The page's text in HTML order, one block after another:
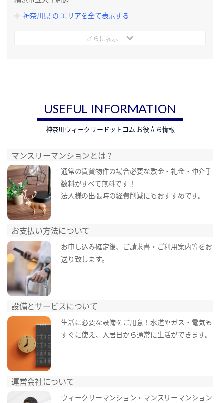
神奈川県 の エリアを全て表示する
さらに表示
USEFUL INFORMATION
神奈川ウィークリードットコム お役立ち情報
マンスリーマンションとは？
通常の賃貸物件の場合必要な敷金・礼金・仲介手
数料がすべて無料です！
法人様の出張時の経費削減にもおすすめです。
お支払い方法について
お申し込み確定後、ご請求書・ご利用案内等をお
送り致します。
設備とサービスについて
生活に必要な設備をご用意！水道やガス・電気も
すぐに使え、入居日から通常に生活ができます。
運営会社について
ウィークリーマンション・マンスリーマンション